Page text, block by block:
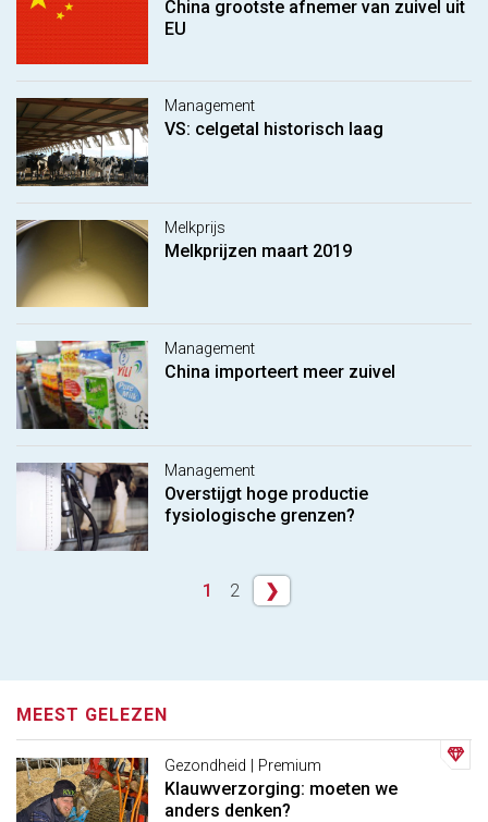
China grootste afnemer van zuivel uit
EU
Management
VS: celgetal historisch laag
Melkprijs
Melkprijzen maart 2019
Management
China importeert meer zuivel
Management
Overstijgt hoge productie
fysiologische grenzen?
1 2 ❯
MEEST GELEZEN
Gezondheid | Premium
Klauwverzorging: moeten we
anders denken?